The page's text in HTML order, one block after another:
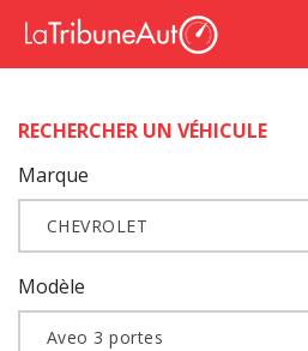
RECHERCHER UN VÉHICULE
Marque
CHEVROLET
Modèle
Aveo 3 portes